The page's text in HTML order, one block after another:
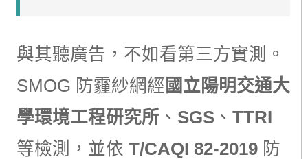
與其聽廣告，不如看第三方實測。
SMOG 防霾紗網經 國立陽明交通大
學環境工程研究所 、 SGS 、 TTRI
等檢測，並依 T/CAQI 82-2019 防